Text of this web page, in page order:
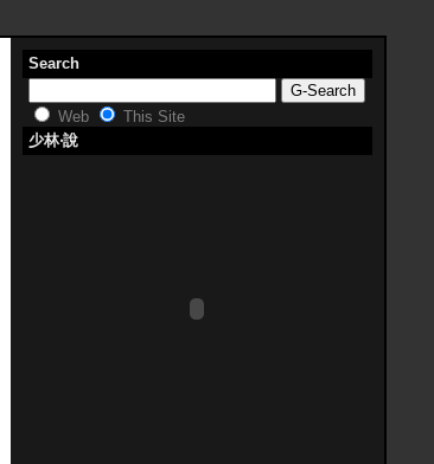
Search
Web
This Site
少林‧說